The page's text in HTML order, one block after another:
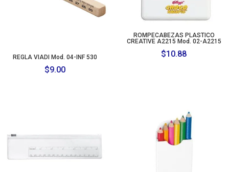
REGLA VIADI Mod. 04-INF 530
$9.00
ROMPECABEZAS PLASTICO
CREATIVE A2215 Mod. 02-A2215
$10.88